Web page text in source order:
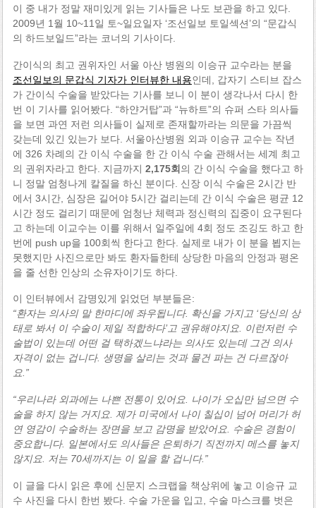
이 중 내가 정말 재미있게 읽는 기사들은 나도 보관을 하고 있다.
2009년 1월 10~11일 토~일요일자 ‘조선일보 토일섹션’의 “문갑식
의 하드보일드”라는 코너의 기사이다.
간이식의 최고 권위자인 서울 아산 병원의 이승규 교수라는 분을
조선일보의 문갑식 기자가 인터뷰한 내용인데, 갑자기 스티브 잡스
가 간이식 수술을 받았다는 기사를 보니 이 분이 생각나서 다시 한
번 이 기사를 읽어봤다. “하얀거탑”과 “뉴하트”의 슈퍼 스타 의사들
을 보면 과연 저런 의사들이 실제로 존재할까라는 의문을 가끔씩
갖는데 있긴 있는가 보다. 서울아산병원 외과 이승규 교수는 작년
에 326 차례의 간 이식 수술을 한 간 이식 수술 관해서는 세계 최고
의 권위자라고 한다. 지금까지 2,175회의 간 이식 수술을 했다고 하
니 정말 엄청나게 칼질을 하신 분이다. 신장 이식 수술은 2시간 반
에서 3시간, 심장은 길어야 5시간 걸리는데 간 이식 수술은 평균 12
시간 정도 걸리기 때문에 엄청난 체력과 정신력의 집중이 요구된다
고 하는데 이교수는 이를 위해서 일주일에 4회 정도 조깅도 하고 한
번에 push up을 100회씩 한다고 한다. 실제로 내가 이 분을 뵙지는
못했지만 사진으로만 봐도 환자들한테 상당한 마음의 안정과 평온
을 줄 선한 인상의 소유자이기도 하다.
이 인터뷰에서 감명있게 읽었던 부분들은:
“환자는 의사의 말 한마디에 좌우됩니다. 확신을 가지고 ‘당신의 상
태로 봐서 이 수술이 제일 적합하다’고 권유해야지요. 이런저런 수
술법이 있는데 어떤 걸 택하겠느냐라는 의사도 있는데 그건 의사
자격이 없는 겁니다. 생명을 살리는 것과 물건 파는 건 다르잖아
요.”
“우리나라 외과에는 나쁜 전통이 있어요. 나이가 오십만 넘으면 수
술을 하지 않는 거지요. 제가 미국에서 나이 칠십이 넘어 머리가 허
연 영감이 수술하는 장면을 보고 감명을 받았어요. 수술은 경험이
중요합니다. 일본에서도 의사들은 은퇴하기 직전까지 메스를 놓지
않지요. 저는 70세까지는 이 일을 할 겁니다.”
이 글을 다시 읽은 후에 신문지 스크랩을 책상위에 놓고 이승규 교
수 사진을 다시 한번 봤다. 수술 가운을 입고, 수술 마스크를 벗은